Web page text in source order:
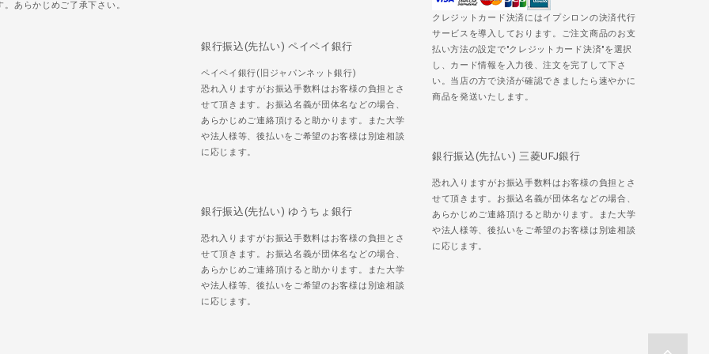
。あらかじめご了承下さい。
クレジットカード決済にはイプシロンの決済代行
サービスを導入しております。ご注文商品のお支
払い方法の設定で"クレジットカード決済"を選択
し、カード情報を入力後、注文を完了して下さ
い。当店の方で決済が確認できましたら速やかに
商品を発送いたします。
銀行振込(先払い) ペイペイ銀行
ペイペイ銀行(旧ジャパンネット銀行)
恐れ入りますがお振込手数料はお客様の負担とさ
せて頂きます。お振込名義が団体名などの場合、
あらかじめご連絡頂けると助かります。また大学
や法人様等、後払いをご希望のお客様は別途相談
に応じます。
銀行振込(先払い) 三菱UFJ銀行
恐れ入りますがお振込手数料はお客様の負担とさ
せて頂きます。お振込名義が団体名などの場合、
あらかじめご連絡頂けると助かります。また大学
や法人様等、後払いをご希望のお客様は別途相談
に応じます。
銀行振込(先払い) ゆうちょ銀行
恐れ入りますがお振込手数料はお客様の負担とさ
せて頂きます。お振込名義が団体名などの場合、
あらかじめご連絡頂けると助かります。また大学
や法人様等、後払いをご希望のお客様は別途相談
に応じます。